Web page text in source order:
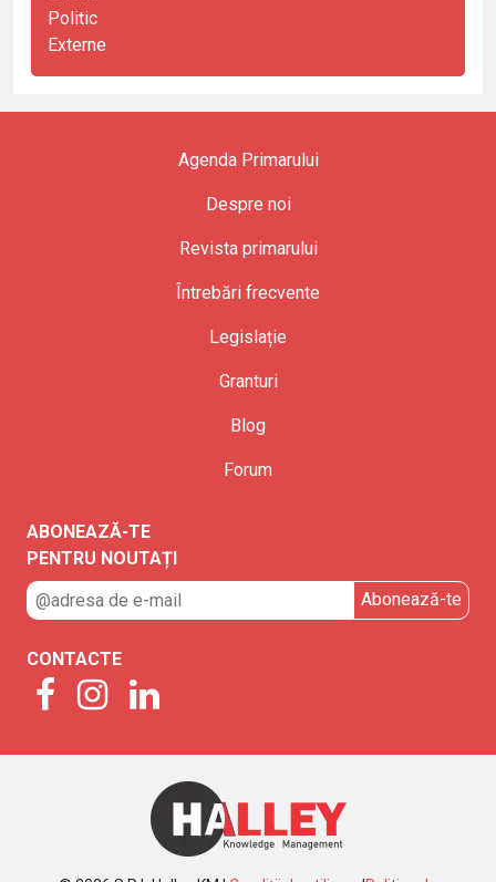
Politic
Externe
Agenda Primarului
Despre noi
Revista primarului
Întrebări frecvente
Legislație
Granturi
Blog
Forum
ABONEAZĂ-TE
PENTRU NOUTAȚI
CONTACTE